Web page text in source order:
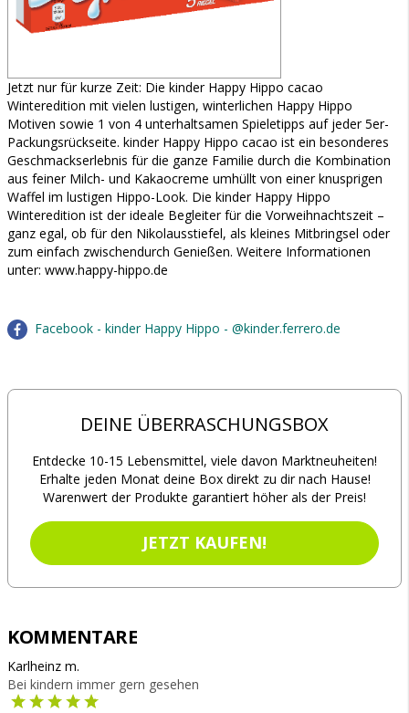
Jetzt nur für kurze Zeit: Die kinder Happy Hippo cacao
Winteredition mit vielen lustigen, winterlichen Happy Hippo
Motiven sowie 1 von 4 unterhaltsamen Spieletipps auf jeder 5er-
Packungsrückseite. kinder Happy Hippo cacao ist ein besonderes
Geschmackserlebnis für die ganze Familie durch die Kombination
aus feiner Milch- und Kakaocreme umhüllt von einer knusprigen
Waffel im lustigen Hippo-Look. Die kinder Happy Hippo
Winteredition ist der ideale Begleiter für die Vorweihnachtszeit –
ganz egal, ob für den Nikolausstiefel, als kleines Mitbringsel oder
zum einfach zwischendurch Genießen. Weitere Informationen
unter: www.happy-hippo.de
Facebook - kinder Happy Hippo - @kinder.ferrero.de
DEINE ÜBERRASCHUNGSBOX
Entdecke 10-15 Lebensmittel, viele davon Marktneuheiten!
Erhalte jeden Monat deine Box direkt zu dir nach Hause!
Warenwert der Produkte garantiert höher als der Preis!
JETZT KAUFEN!
KOMMENTARE
Karlheinz m.
Bei kindern immer gern gesehen